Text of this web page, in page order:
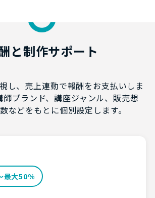
と制作サポート
し、売上連動で報酬をお支払いしま
師ブランド、講座ジャンル、販売想
などをもとに個別設定します。
最大50%